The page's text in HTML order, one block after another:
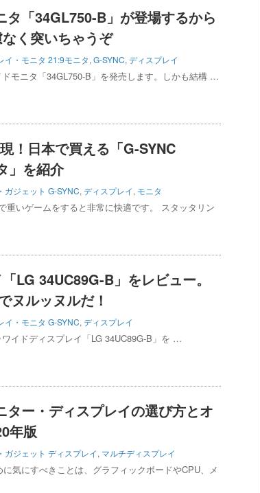
タ「34GL750-B」が登場するから
く突いちゃうぞ
イ・モニタ 21:9モニタ, G-SYNC, ディスプレイ
モニタ「34GL750-B」を発売します。しかも結構 …
！日本で買える「G-SYNC
」を紹介
ガジェット G-SYNC, ディスプレイ, モニタ
重いゲームをすると非常に快適です。 スタッタリン
LG 34UC89G-B」をレビュー。
ヌルッヌルだ！
イ・モニタ G-SYNC, ディスプレイ
イドディスプレイ「LG 34UC89G-B」を …
ター・ディスプレイの選び方とオ
年版
ガジェット ディスプレイ, マルチディスプレイ
気にすべきことは、グラフィックボードやCPU、メ